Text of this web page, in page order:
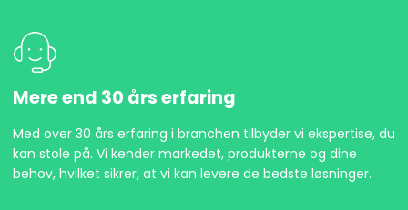
Mere end 30 års erfaring
Med over 30 års erfaring i branchen tilbyder vi ekspertise, du
kan stole på. Vi kender markedet, produkterne og dine
behov, hvilket sikrer, at vi kan levere de bedste løsninger.